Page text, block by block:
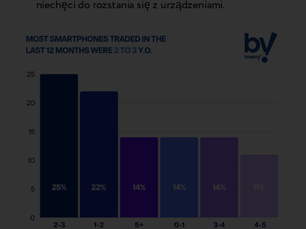
niechęci do rozstania się z urządzeniami.